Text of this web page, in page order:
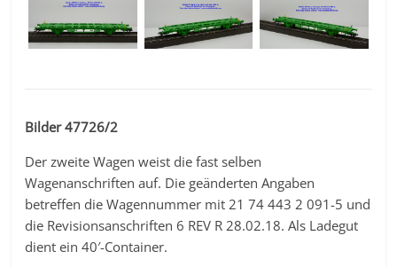
Bilder 47726/2
Der zweite Wagen weist die fast selben
Wagenanschriften auf. Die geänderten Angaben
betreffen die Wagennummer mit 21 74 443 2 091-5 und
die Revisionsanschriften 6 REV R 28.02.18. Als Ladegut
dient ein 40′-Container.